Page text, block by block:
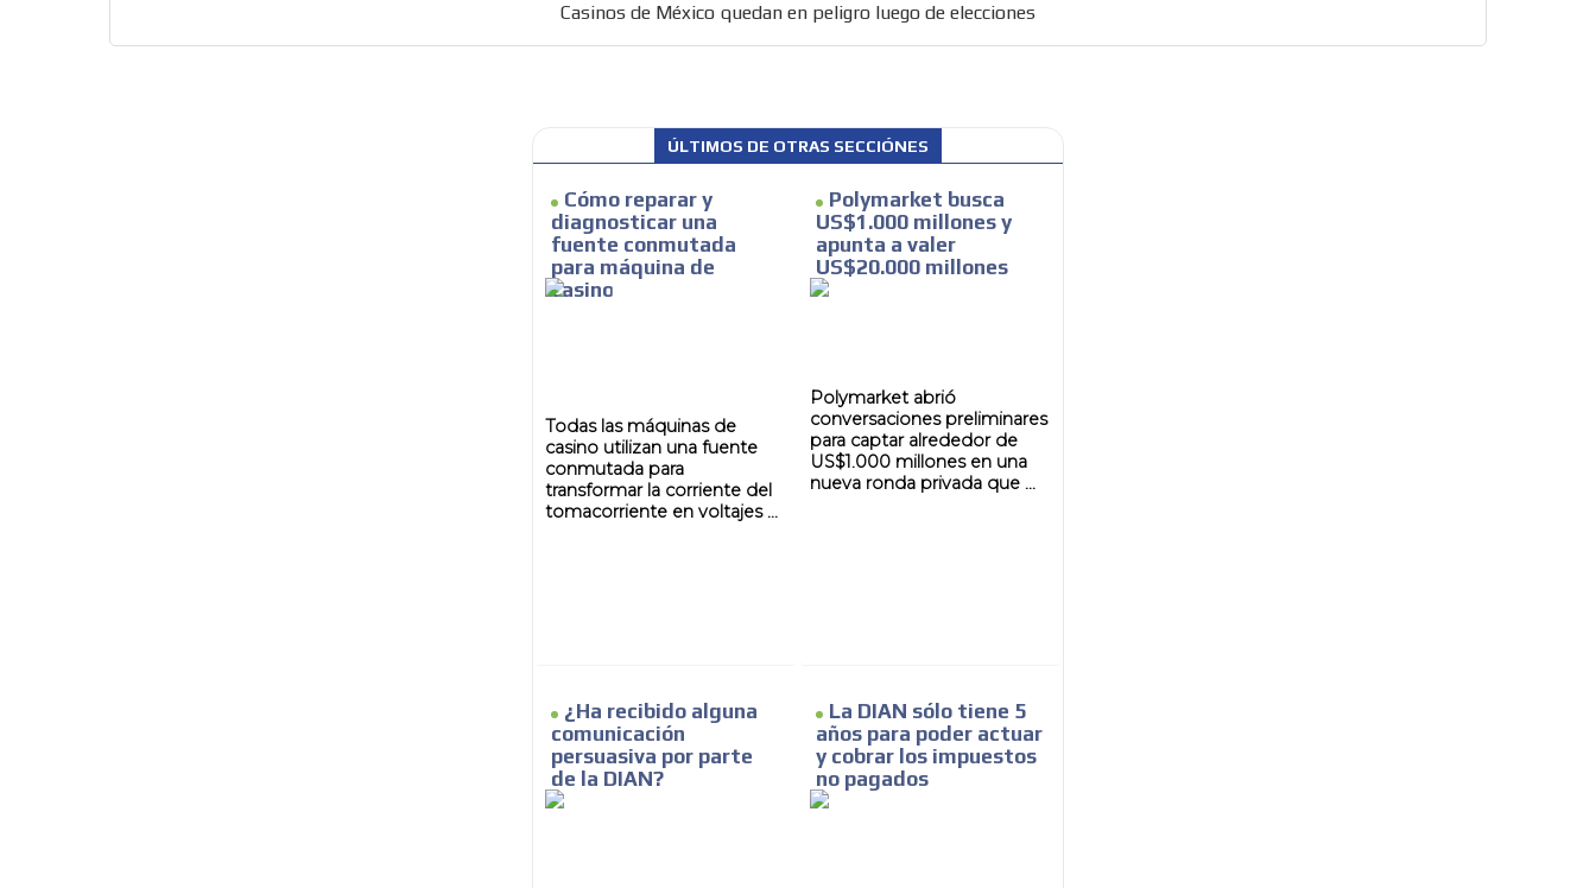
Casinos de México quedan en peligro luego de elecciones
ÚLTIMOS DE OTRAS SECCIÓNES
Cómo reparar y
diagnosticar una
fuente conmutada
para máquina de
casino
Todas las máquinas de
casino utilizan una fuente
conmutada para
transformar la corriente del
tomacorriente en voltajes ...
Polymarket busca
US$1.000 millones y
apunta a valer
US$20.000 millones
Polymarket abrió
conversaciones preliminares
para captar alrededor de
US$1.000 millones en una
nueva ronda privada que ...
¿Ha recibido alguna
comunicación
persuasiva por parte
de la DIAN?
La DIAN sólo tiene 5
años para poder actuar
y cobrar los impuestos
no pagados